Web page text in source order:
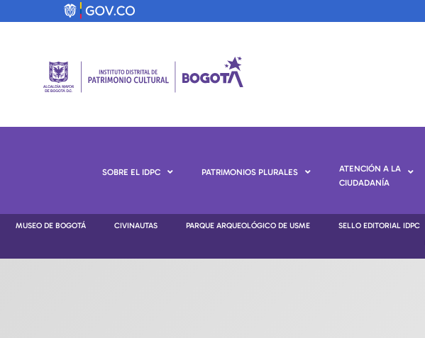
SOBRE EL IDPC PATRIMONIOS PLURALES
ATENCIÓN A LA
CIUDADANÍA
MUSEO DE BOGOTÁ CIVINAUTAS PARQUE ARQUEOLÓGICO DE USME SELLO EDITORIAL IDPC